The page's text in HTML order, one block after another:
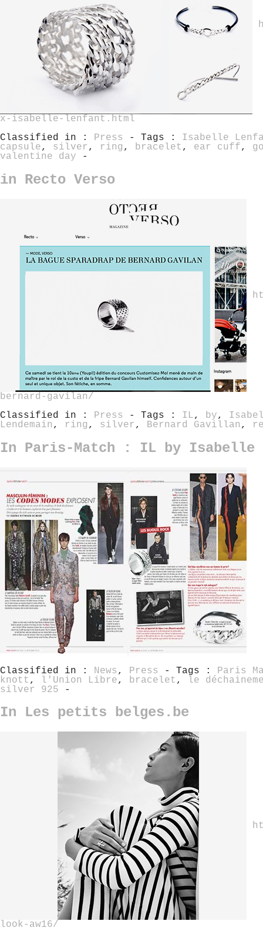
x-isabelle-lenfant.html
Classified in : Press - Tags : Isabelle
capsule, silver , ring , bracelet , ear cuff,
valentine day -
in Recto Verso
bernard-gavilan/
Classified in : Press - Tags : IL, by,
Lendemain , ring , silver , Bernard Gavillan ,
In Paris-Match : IL by Isabelle
Classified in : News , Press - Tags :
Paris
knott , l'Union Libre, bracelet ,
le
silver 925 -
In Les petits belges.be
look-aw16/